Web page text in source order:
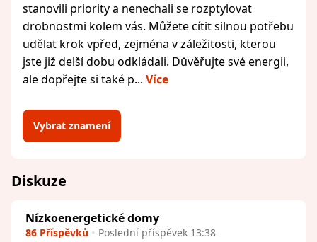
stanovili priority a nenechali se rozptylovat
drobnostmi kolem vás. Můžete cítit silnou potřebu
udělat krok vpřed, zejména v záležitosti, kterou
jste již delší dobu odkládali. Důvěřujte své energii,
ale dopřejte si také p... Více
Vybrat znamení
Diskuze
Nízkoenergetické domy
86 Příspěvků Poslední příspěvek 13:38